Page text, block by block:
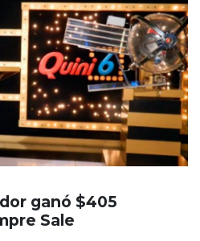
ganó $405
Sale